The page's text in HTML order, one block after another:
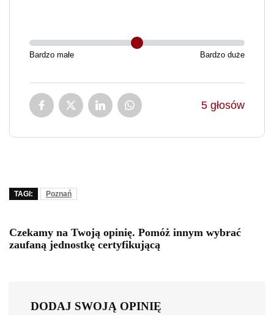
Bardzo małe Bardzo duże
5 głosów
TAGI: Poznań
Czekamy na Twoją opinię. Pomóż innym wybrać
zaufaną jednostkę certyfikującą
DODAJ SWOJĄ OPINIĘ